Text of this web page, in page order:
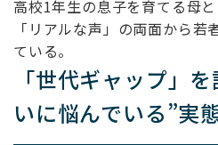
高校1年生の息子を育てる母
「リアルな声」の両面から
ている。
「世代ギャップ」を
いに悩んでいる”実